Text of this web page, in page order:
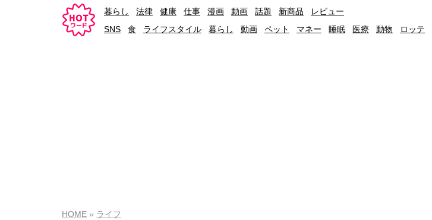
暮らし 法律 健康 仕事 漫画 動画 話題 新商品
レビュー
SNS
食 ライフスタイル 暮らし 動画 ペット マネー 睡眠 医療 動物 ロッテ
HOME
ライフ